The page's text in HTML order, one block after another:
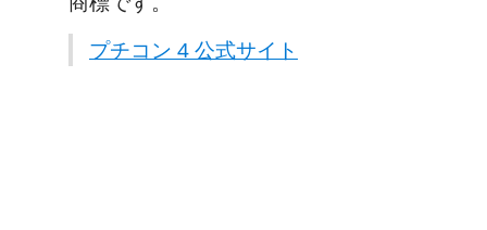
プチコン 4 公式サイト